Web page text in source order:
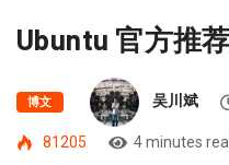
Ubuntu 官方推
博文 吴川斌
81205 4 minutes